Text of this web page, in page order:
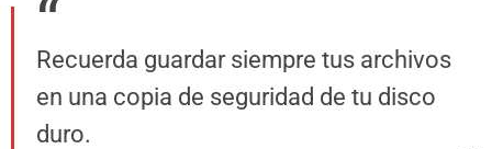
Recuerda guardar siempre tus archivos
en una copia de seguridad de tu disco
duro.